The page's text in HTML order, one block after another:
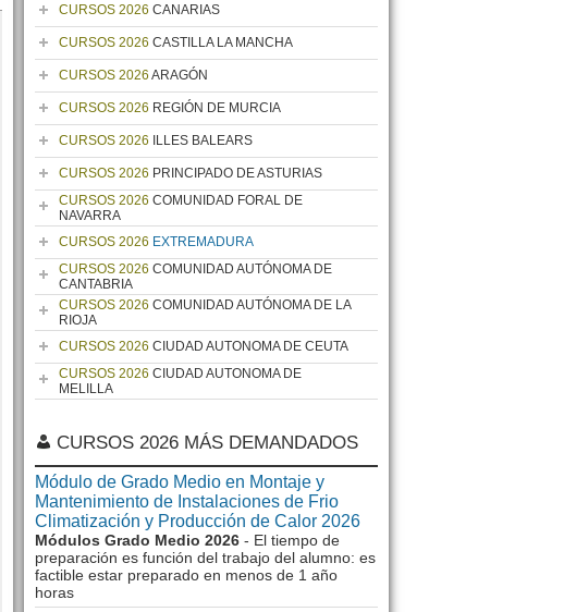
CURSOS 2026 CANARIAS
CURSOS 2026 CASTILLA LA MANCHA
CURSOS 2026 ARAGÓN
CURSOS 2026 REGIÓN DE MURCIA
CURSOS 2026 ILLES BALEARS
CURSOS 2026 PRINCIPADO DE ASTURIAS
CURSOS 2026 COMUNIDAD FORAL DE
NAVARRA
CURSOS 2026 EXTREMADURA
CURSOS 2026 COMUNIDAD AUTÓNOMA DE
CANTABRIA
CURSOS 2026 COMUNIDAD AUTÓNOMA DE LA
RIOJA
CURSOS 2026 CIUDAD AUTONOMA DE CEUTA
CURSOS 2026 CIUDAD AUTONOMA DE
MELILLA
CURSOS 2026 MÁS DEMANDADOS
Módulo de Grado Medio en Montaje y
Mantenimiento de Instalaciones de Frio
Climatización y Producción de Calor 2026
Módulos Grado Medio 2026 - El tiempo de
preparación es función del trabajo del alumno: es
factible estar preparado en menos de 1 año
horas